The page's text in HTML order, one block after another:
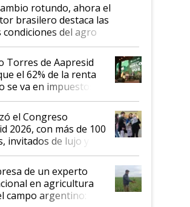
rotundo, ahora el
brasilero destaca las
condiciones del agro
para invertir: "Los veo
Torres de Aapresid
el 62% de la renta
se va en impuestos:
que en
se sigan discutiendo
cosas de hace 50
el Congreso
2026, con más de 100
invitados de lujo y
tendencias
de un experto
en agricultura
campo argentino: